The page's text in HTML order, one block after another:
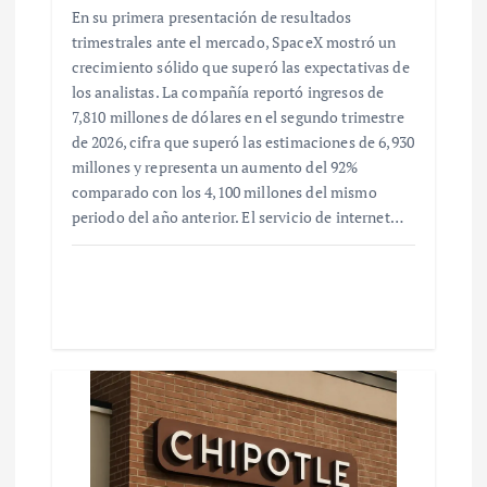
En su primera presentación de resultados
trimestrales ante el mercado, SpaceX mostró un
crecimiento sólido que superó las expectativas de
los analistas. La compañía reportó ingresos de
7,810 millones de dólares en el segundo trimestre
de 2026, cifra que superó las estimaciones de 6,930
millones y representa un aumento del 92%
comparado con los 4,100 millones del mismo
periodo del año anterior. El servicio de internet…